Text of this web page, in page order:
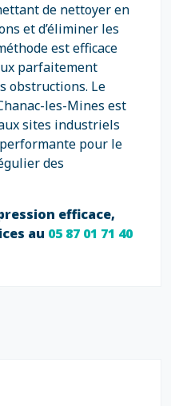
de nettoyer en
et d’éliminer les
est efficace
parfaitement
obstructions. Le
les-Mines est
sites industriels
pour le
des
efficace,
au 05 87 01 71 40